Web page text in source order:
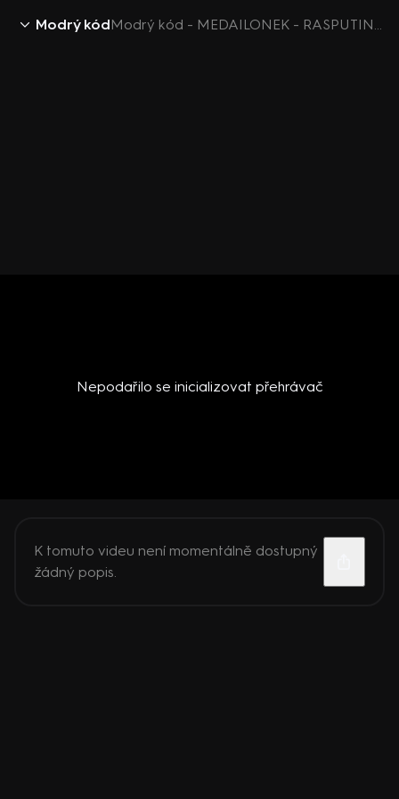
Modrý kód Modrý kód - MEDAILONEK - RASPUTIN (Roman Zach)
Nepodařilo se inicializovat přehrávač
K tomuto videu není momentálně dostupný
žádný popis.